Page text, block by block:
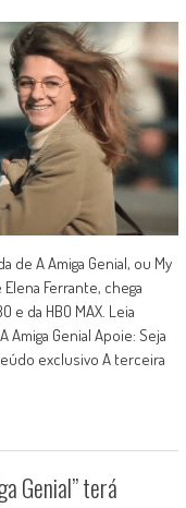
de A Amiga Genial, ou My
Ferrante, chega
e da HBO MAX. Leia
Genial Apoie: Seja
exclusivo A terceira
Genial” terá